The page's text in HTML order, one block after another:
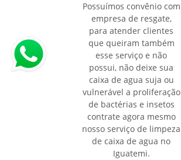
Possuímos convênio com
empresa de resgate,
para atender clientes
que queiram também
esse serviço e não
possui, não deixe sua
caixa de agua suja ou
vulnerável a proliferação
de bactérias e insetos
contrate agora mesmo
nosso serviço de limpeza
de caixa de agua no
Iguatemi.